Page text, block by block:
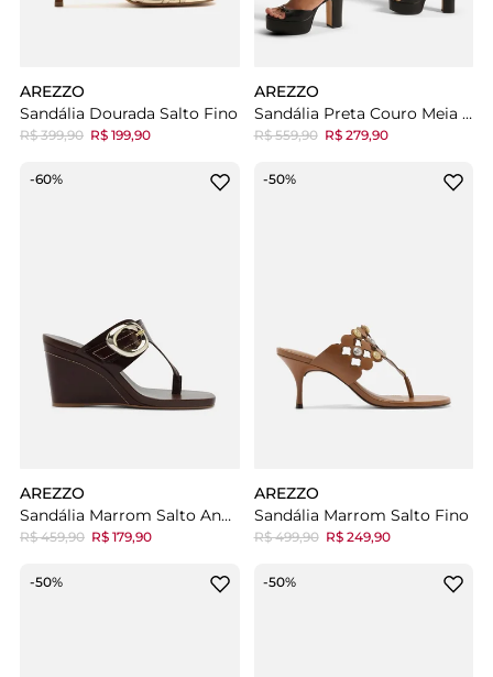
AREZZO
Sandália Dourada Salto Fino
R$ 399,90 R$ 199,90
AREZZO
Sandália Preta Couro Meia Pata Fivela
R$ 559,90 R$ 279,90
-60%
AREZZO
Sandália Marrom Salto Anabela
R$ 459,90 R$ 179,90
-50%
AREZZO
Sandália Marrom Salto Fino
R$ 499,90 R$ 249,90
-50% -50%